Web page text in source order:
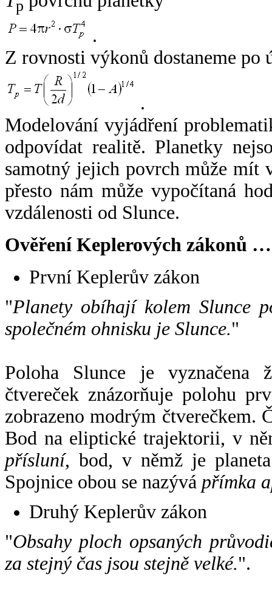
p
.
Z rovnosti výkonů dostaneme po
.
Modelování vyjádření
odpovídat realitě. Planetky
samotný jejich povrch může mít
přesto nám může vypočítaná
vzdálenosti od Slunce.
Ověření Keplerových zákonů …
První Keplerův zákon
"Planety obíhají kolem Slunce
společném ohnisku je Slunce."
Poloha Slunce je vyznačena
čtvereček znázorňuje polohu
zobrazeno modrým čtverečkem.
Bod na eliptické trajektorii, v
přísluní, bod, v němž je
Spojnice obou se nazývá přímka
Druhý Keplerův zákon
"Obsahy ploch opsaných
za stejný čas jsou stejně velké.".